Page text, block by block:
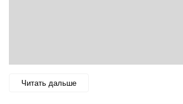
Читать дальше